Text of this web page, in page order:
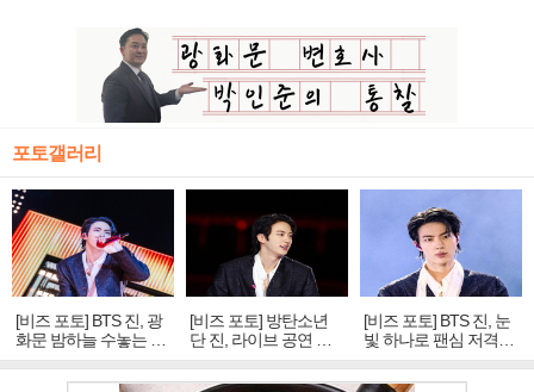
포토갤러리
[비즈 포토] BTS 진, 광
화문 밤하늘 수놓는 '비
주얼 킹'의 열창
[비즈 포토] 방탄소년
단 진, 라이브 공연 중
빛나는 독보적 아우라
[비즈 포토] BTS 진, 눈
빛 하나로 팬심 저격…
독보적 카리스마